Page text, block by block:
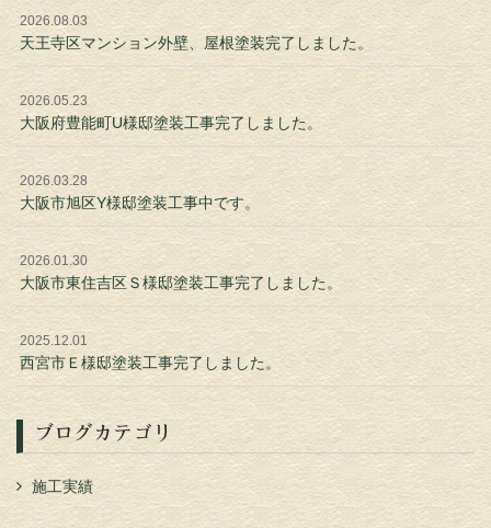
2026.08.03
天王寺区マンション外壁、屋根塗装完了しました。
2026.05.23
大阪府豊能町U様邸塗装工事完了しました。
2026.03.28
大阪市旭区Y様邸塗装工事中です。
2026.01.30
大阪市東住吉区Ｓ様邸塗装工事完了しました。
2025.12.01
西宮市Ｅ様邸塗装工事完了しました。
ブログカテゴリ
施工実績